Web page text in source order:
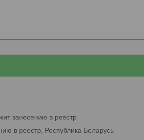
занесению в реестр
в реестр, Республика Беларусь